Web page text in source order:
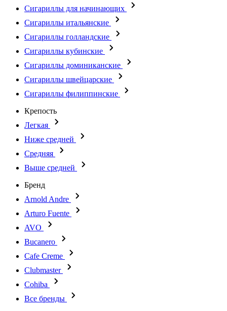
Сигариллы для начинающих
Сигариллы итальянские
Сигариллы голландские
Сигариллы кубинские
Сигариллы доминиканские
Сигариллы швейцарские
Сигариллы филиппинские
Крепость
Легкая
Ниже средней
Средняя
Выше средней
Бренд
Arnold Andre
Arturo Fuente
AVO
Bucanero
Cafe Creme
Clubmaster
Cohiba
Все бренды